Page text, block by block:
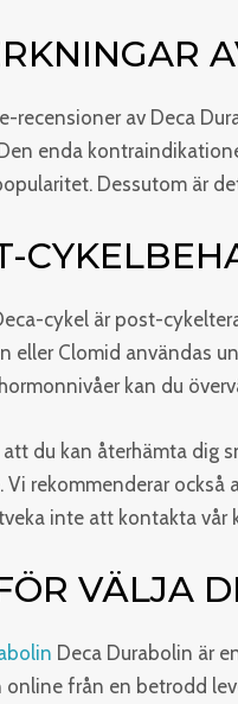
recensioner av Deca
enda
Dessutom är
cykel är post-
eller Clomid användas
kan du
att du kan återhämta dig
Vi rekommenderar också
inte att kontakta vår
VÄLJA
Deca Durabolin är
online från en betrodd